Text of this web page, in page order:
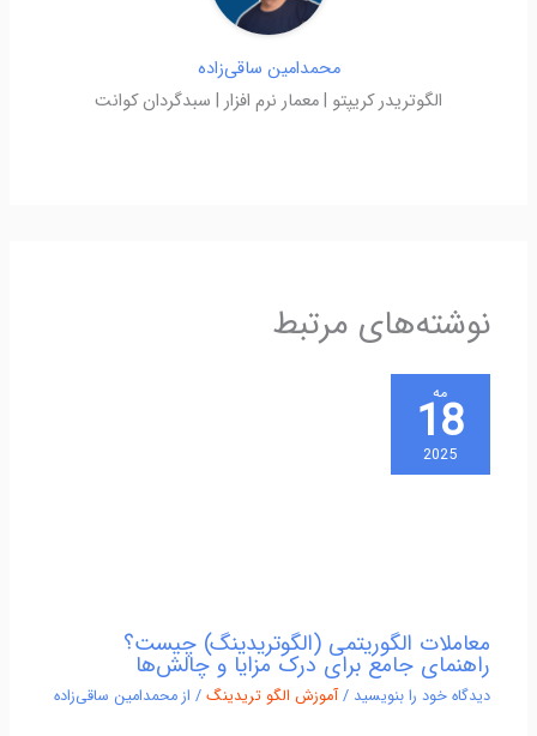
محمدامین ساقی‌زاده
الگوتریدر کریپتو | معمار نرم افزار | سبدگردان کوانت
نوشته‌های مرتبط
مه
18
2025
معاملات الگوریتمی (الگوتریدینگ) چیست؟
راهنمای جامع برای درک مزایا و چالش‌ها
دیدگاه‌ خود را بنویسید /آموزش الگو تریدینگ / از محمدامین ساقی‌زاده